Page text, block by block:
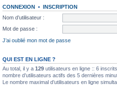
CONNEXION • INSCRIPTION
Nom d’utilisateur :
Mot de passe :
J’ai oublié mon mot de passe
QUI EST EN LIGNE ?
Au total, il y a 129 utilisateurs en ligne :: 6
nombre d’utilisateurs actifs des 5 dernières
Le nombre maximal d’utilisateurs en ligne